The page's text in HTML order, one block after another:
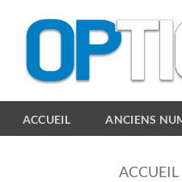
ACCUEIL ANCIENS
ACCUEIL